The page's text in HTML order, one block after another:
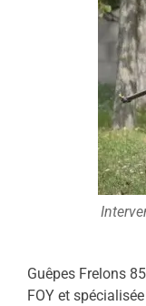
Guêpes Frelons
FOY et